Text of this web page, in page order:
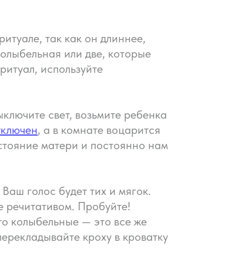
так как он длиннее,
или две, которые
используйте
свет, возьмите ребенка
, а в комнате воцарится
матери и постоянно нам
голос будет тих и мягок.
речитативом. Пробуйте!
колыбельные — это все же
кроху в кроватку